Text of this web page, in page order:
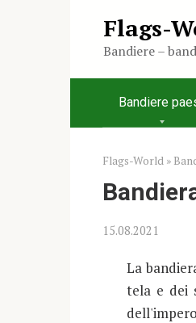
Flags-
Bandiere –
Bandiere
Flags-World »
15.08.2021
La
tela e dei